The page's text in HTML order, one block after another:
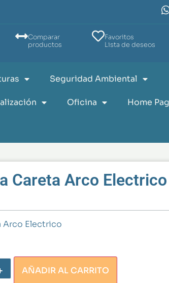
Comparar
productos
Favoritos
Lista de deseos
Seguridad Ambiental
Oficina Home
Careta Arco Electrico
Arco Electrico
AÑADIR AL CARRITO